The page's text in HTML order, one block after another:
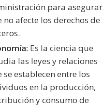
para asegurar
no afecte los derechos de
Es la ciencia que
las leyes y relaciones
se establecen entre los
en la producción,
y consumo de